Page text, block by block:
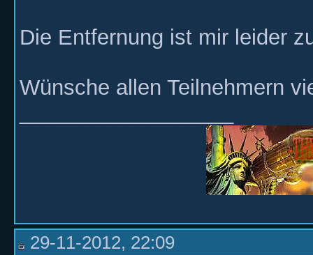
Die Entfernung ist mir leider
Wünsche allen Teilnehmern
29-11-2012, 22:09